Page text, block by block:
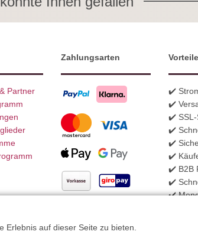
Partner
Zahlungsarten Vorteile
✔️
✔️
✔️ SSL-
✔️
✔️
✔️
✔️ B2B
✔️
✔️
auf dieser Seite zu bieten.